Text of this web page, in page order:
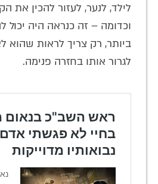
לילד, לנער, לעזור להכין את
וכדומה – זה כנראה היה יכול
ביותר, רק צריך לראות שהוא
לגרור אותו בחזרה פנימה.